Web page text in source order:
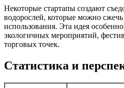
Некоторые стартапы создают
водорослей, которые можно сжечь
использования. Эта идея
экологичных мероприятий,
торговых точек.
Статистика и